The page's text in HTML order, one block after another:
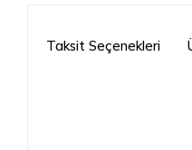
Taksit Seçenekleri